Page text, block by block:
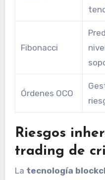
Fibonacci
Órdenes OCO
Riesgos
trading de
La tecnología